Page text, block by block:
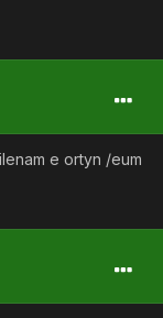
e ortyn /eum